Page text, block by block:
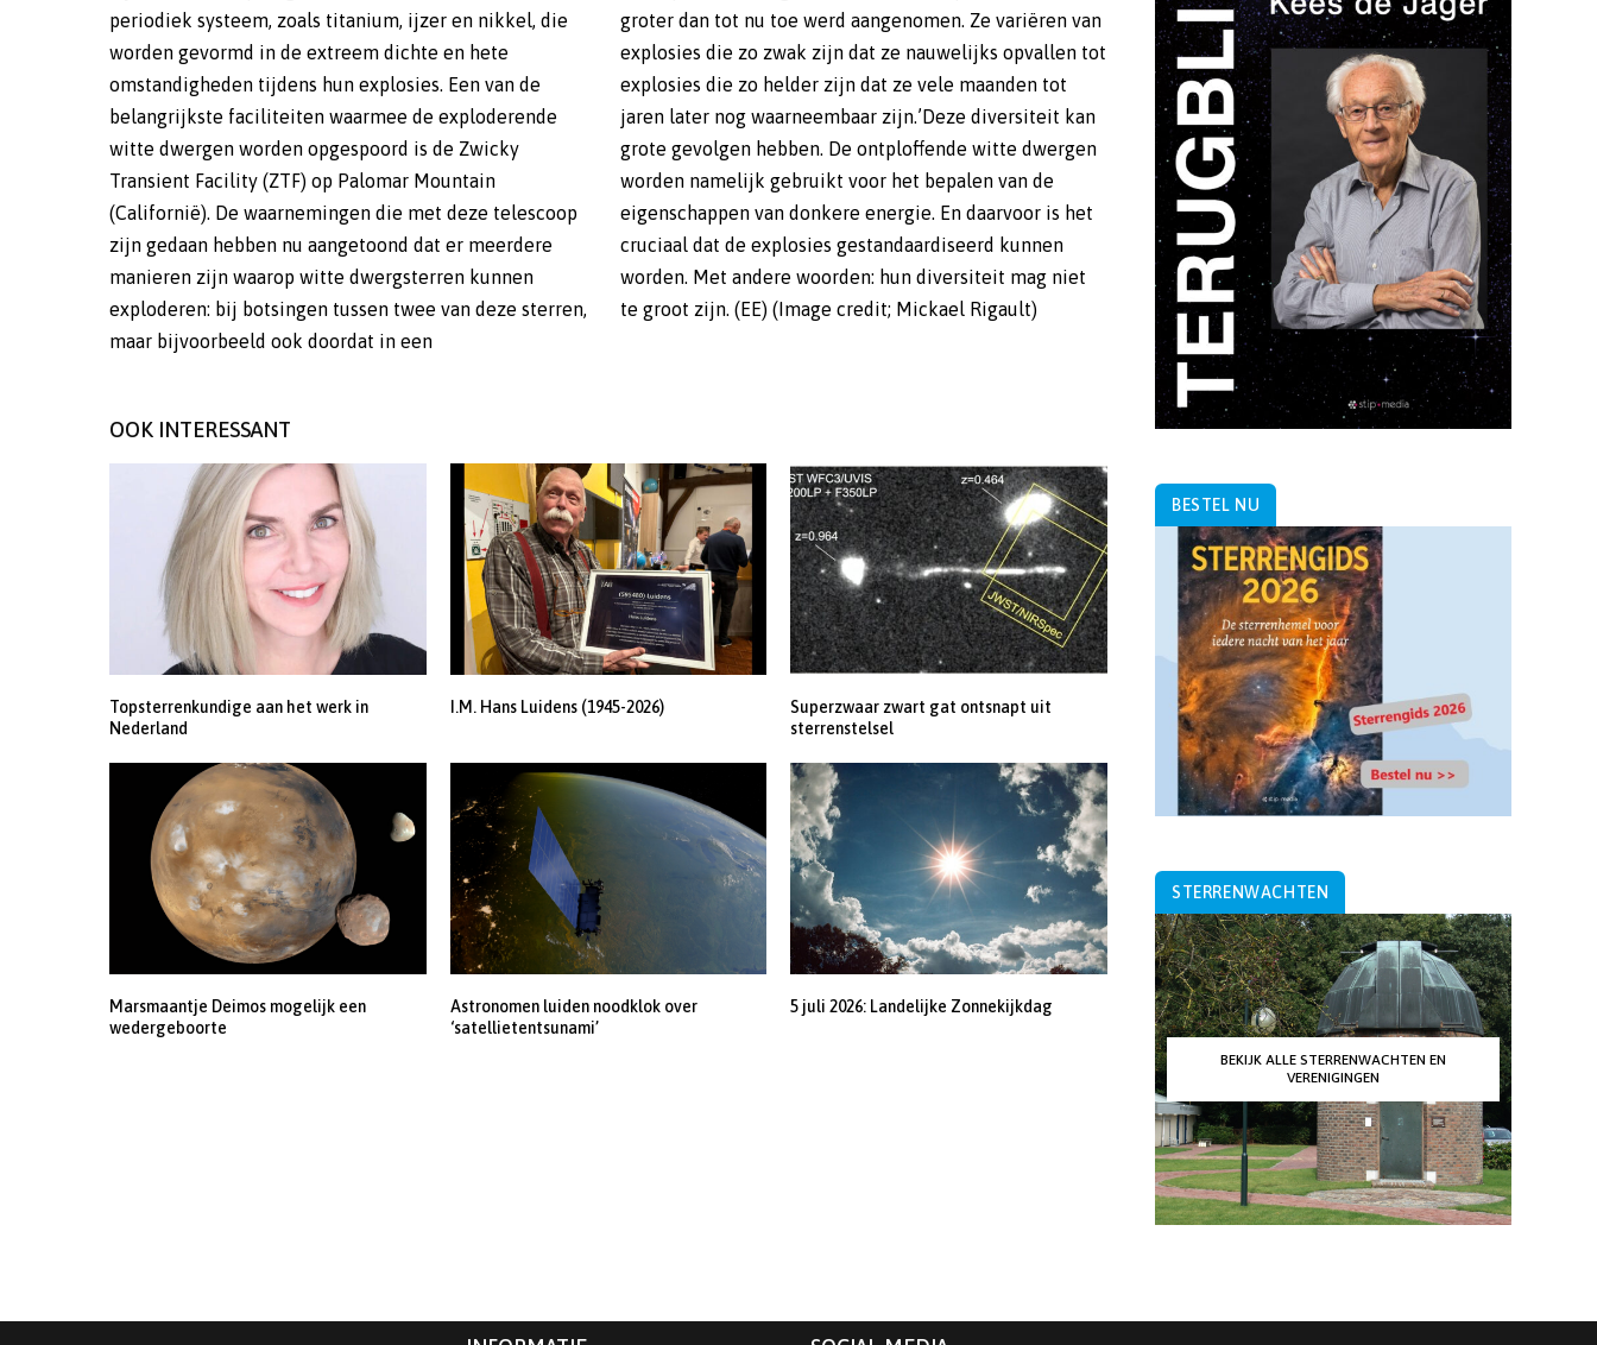
periodiek systeem, zoals titanium, ijzer en nikkel, die
worden gevormd in de extreem dichte en hete
omstandigheden tijdens hun explosies. Een van de
belangrijkste faciliteiten waarmee de exploderende
witte dwergen worden opgespoord is de Zwicky
Transient Facility (ZTF) op Palomar Mountain
(Californië). De waarnemingen die met deze telescoop
zijn gedaan hebben nu aangetoond dat er meerdere
manieren zijn waarop witte dwergsterren kunnen
exploderen: bij botsingen tussen twee van deze sterren,
maar bijvoorbeeld ook doordat in een
groter dan tot nu toe werd aangenomen. Ze variëren van
explosies die zo zwak zijn dat ze nauwelijks opvallen tot
explosies die zo helder zijn dat ze vele maanden tot
jaren later nog waarneembaar zijn.’Deze diversiteit kan
grote gevolgen hebben. De ontploffende witte dwergen
worden namelijk gebruikt voor het bepalen van de
eigenschappen van donkere energie. En daarvoor is het
cruciaal dat de explosies gestandaardiseerd kunnen
worden. Met andere woorden: hun diversiteit mag niet
te groot zijn. (EE) (Image credit; Mickael Rigault)
OOK INTERESSANT
Topsterrenkundige aan het werk in
Nederland
I.M. Hans Luidens (1945-2026)
Superzwaar zwart gat ontsnapt uit
sterrenstelsel
Marsmaantje Deimos mogelijk een
wedergeboorte
Astronomen luiden noodklok over
‘satellietentsunami’
5 juli 2026: Landelijke Zonnekijkdag
BESTEL NU
STERRENWACHTEN
BEKIJK ALLE STERRENWACHTEN EN
VERENIGINGEN